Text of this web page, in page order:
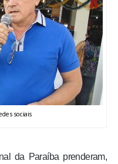
sociais
da Paraíba prenderam,